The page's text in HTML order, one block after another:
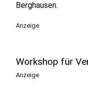
Berghausen.
Anzeige
Workshop für
Anzeige